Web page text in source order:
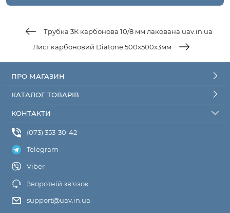
Трубка 3К карбонова 10/8 мм лакована uav.in.ua
Лист карбоновий Diatone 500x500x3мм
ПРО МАГАЗИН
КАТАЛОГ ТОВАРІВ
КОНТАКТИ
(073) 353-30-42
Telegram
Viber
Зворотній зв'язок
support@uav.in.ua